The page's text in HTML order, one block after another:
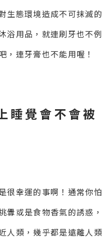
生態環境造成不可抹滅的
浴用品，就連刷牙也不例
，連牙膏也不能用喔！
睡覺會不會被
很幸運的事啊！通常你怕
釁或是食物香氣的誘惑，
人類，幾乎都是遠離人類